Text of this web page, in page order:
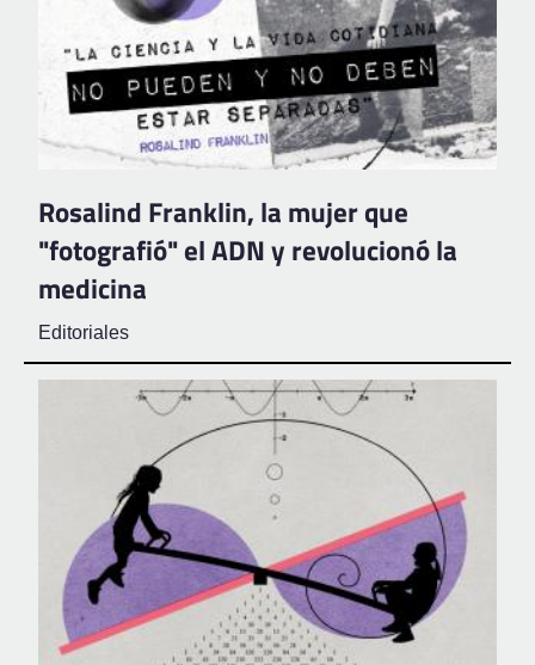
Rosalind Franklin, la mujer que
"fotografió" el ADN y revolucionó la
medicina
Editoriales